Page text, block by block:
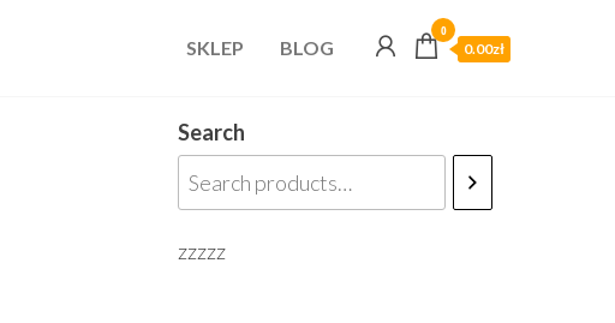
SKLEP BLOG
0
0.00zł
Search
zzzzz